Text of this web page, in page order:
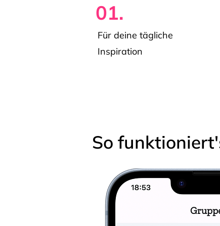
01.
Für deine tägliche
Inspiration
So